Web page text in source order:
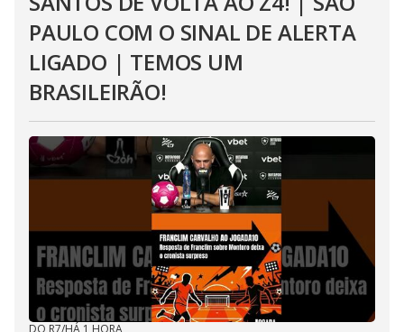
PAULO COM O SINAL DE ALERTA
LIGADO | TEMOS UM
BRASILEIRÃO!
DO R7/HÁ 1 HORA